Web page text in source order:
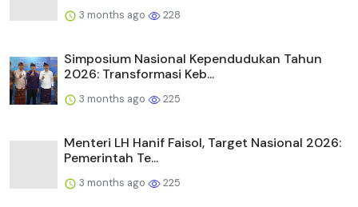
3 months ago 228
Simposium Nasional Kependudukan Tahun
2026: Transformasi Keb...
3 months ago 225
Menteri LH Hanif Faisol, Target Nasional 2026:
Pemerintah Te...
3 months ago 225